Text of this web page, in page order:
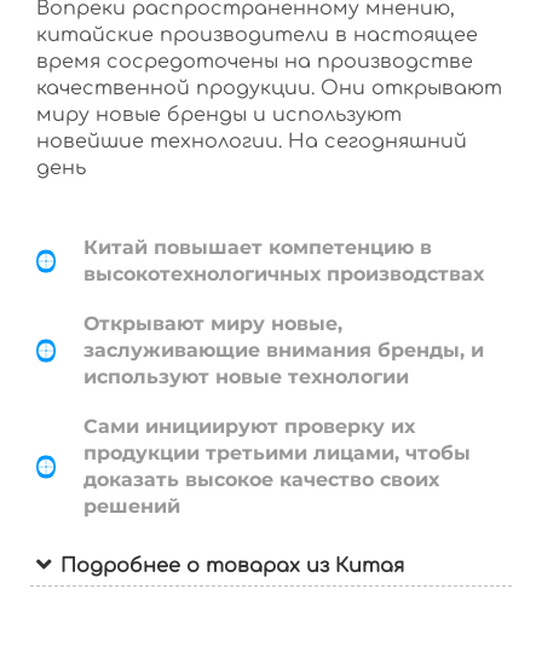
Вопреки распространенному мнению,
китайские производители в настоящее
время сосредоточены на производстве
качественной продукции. Они открывают
миру новые бренды и используют
новейшие технологии. На сегодняшний
день
Китай повышает компетенцию в
высокотехнологичных производствах
Открывают миру новые,
заслуживающие внимания бренды, и
используют новые технологии
Сами инициируют проверку их
продукции третьими лицами, чтобы
доказать высокое качество своих
решений
Подробнее о товарах из Китая